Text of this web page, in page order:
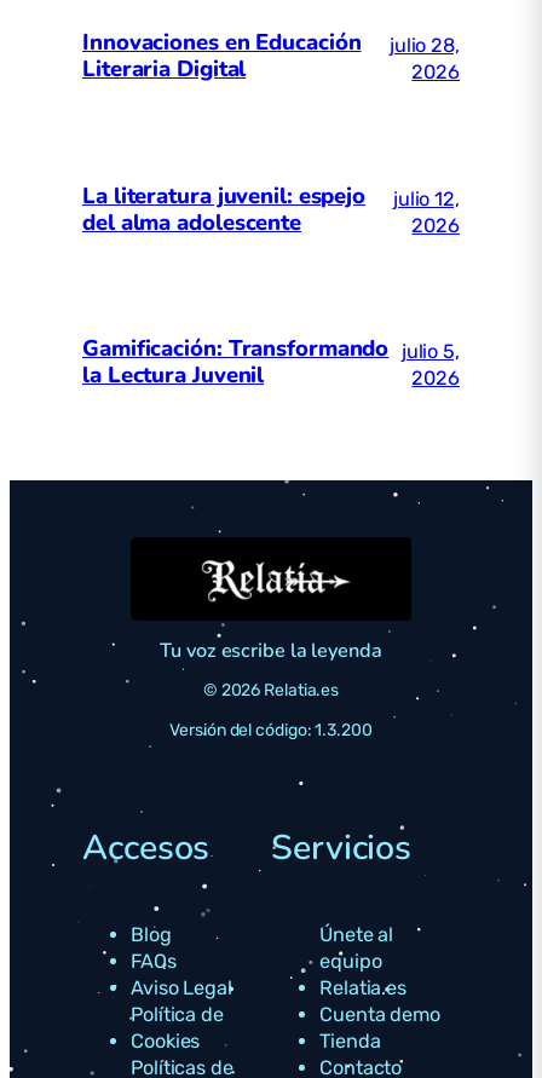
Innovaciones en Educación
Literaria Digital
julio 28,
2026
La literatura juvenil: espejo
del alma adolescente
julio 12,
2026
Gamificación: Transformando
la Lectura Juvenil
julio 5,
2026
Tu voz escribe la leyenda
© 2026 Relatia.es
Versión del código: 1.3.200
Accesos
Blog
FAQs
Aviso Legal
Política de
Cookies
Políticas de
Servicios
Únete al
equipo
Relatia.es
Cuenta demo
Tienda
Contacto